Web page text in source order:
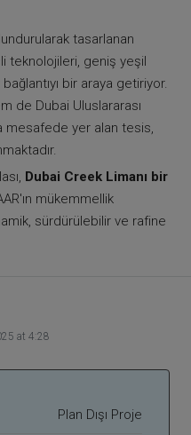
tasarlanan
teknolojileri, geniş yeşil
bir araya getiriyor.
de Dubai Uluslararası
mesafede yer alan tesis,
Dubai Creek Limanı bir
mükemmellik
sürdürülebilir ve rafine
at 4:28
Plan Dışı Proje